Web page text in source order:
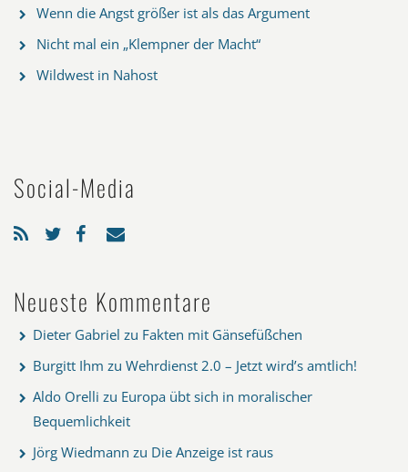
Wenn die Angst größer ist als das Argument
Nicht mal ein „Klempner der Macht“
Wildwest in Nahost
Social-Media
Neueste Kommentare
Dieter Gabriel zu Fakten mit Gänsefüßchen
Burgitt Ihm zu Wehrdienst 2.0 – Jetzt wird’s amtlich!
Aldo Orelli zu Europa übt sich in moralischer
Bequemlichkeit
Jörg Wiedmann zu Die Anzeige ist raus